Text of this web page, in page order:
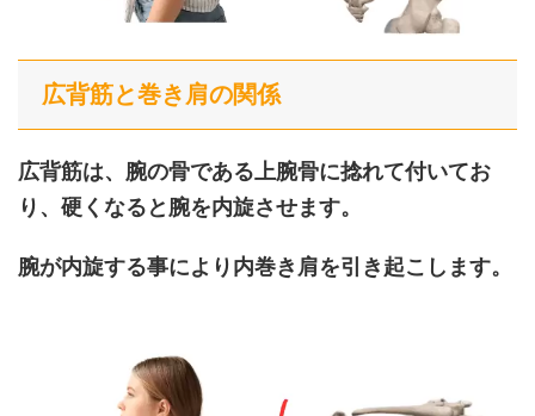
広背筋と巻き肩の関係
広背筋は、腕の骨である上腕骨に捻れて付いてお
り、硬くなると腕を内旋させます。
腕が内旋する事により内巻き肩を引き起こします。